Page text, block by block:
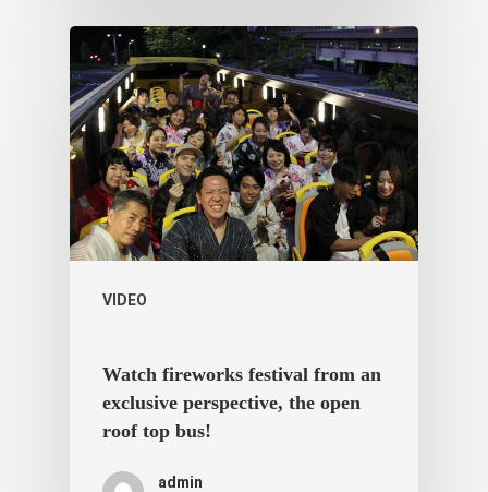
VIDEO
Watch fireworks festival from an
exclusive perspective, the open
roof top bus!
admin
ประเทศญี่ปุ่น
เที่ยวญี่ปุ่นด้ว
เอง
รถบัส
เดินทาง
ที่พัก
สาระน่ารู้